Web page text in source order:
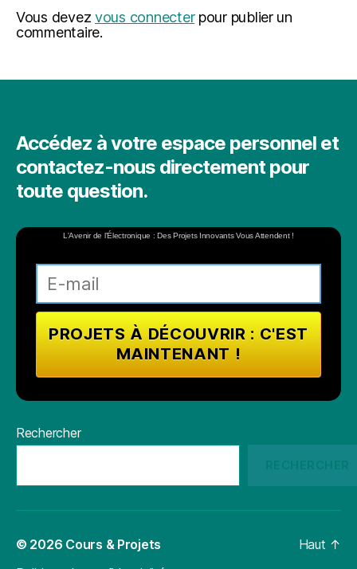
Vous devezvous connecterpour publier un
commentaire.
Accédez à votre espace personnel et
contactez-nous directement pour
toute question.
L'Avenir de l'Électronique : Des Projets Innovants Vous Attendent !
Rechercher
© 2026 Cours & Projets
Haut ↑